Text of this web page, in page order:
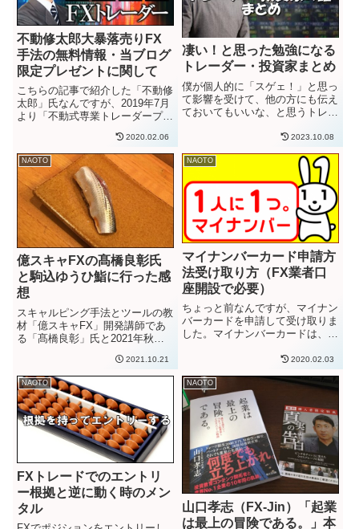
不動修太郎大暴落売りFX
手法の無料情報・当ブログ
限定プレゼントに関して
こちらの記事で紹介した「不動修
太郎」氏なんですが、2019年7月
より「不動式専業トレーダープロ
FX教材を発売されています。参
照：不動式専業トレーダープロフ
ェッショナルスクール検証レビュ
ー（購入特典付き）興味があ...
2020.02.06
凄い！と思った勉強になる
トレーダー・投資家まとめ
僕が個人的に「スゲェ！」と思っ
て影響を受けて、他の方にも伝え
ておいてもいいな、と思うトレー
まとめます。また、反面教師にな
った影響を受けた人物もたくさん
おられまして。そういう場合で
も、技術的な影響を受けて現在も
役...
2023.10.08
NAOTO
億スキャFXの髙橋良彰氏
と駒込ゆうひ鮨に行った感
想
スキャルピング手法とツールの教
材「億スキャFX」開発講師であ
る「髙橋良彰」氏と2021年秋某
ングの機会をいただきました。髙
橋良彰氏は、かなりもの凄い実績
を持たれる金融投資業界のレジェ
ンドです。「100億髙橋」の...
2021.10.21
NAOTO
マイナンバーカード申請方
法受け取り方（FX業者口
座開設で必要）
ちょっと前なんですが、マイナン
バーカードを申請して受け取りま
した。マイナンバーカードは、日
「個人番号」と個人情報を、カー
ドに登録して税務や社会保障等の
手続きができるカードです。平成
28年（2016年）よりマイナ...
2020.02.03
NAOTO
FXトレードでのエントリ
ー根拠と逆に動く時のメン
タル
NAOTO
山口孝志（FX-Jin）「起業
は最上の冒険である。」本